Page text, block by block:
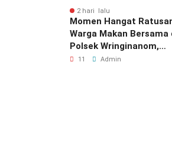
2 hari lalu
Momen Hangat
Warga Makan Bersama
Polsek Wringinanom,
Pererat Silaturahmi dan
11 Admin